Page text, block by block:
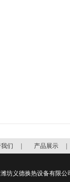
们 产品展示
潍坊义德换热设备有限